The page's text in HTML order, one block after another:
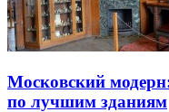
Московский
по лучшим зданиям